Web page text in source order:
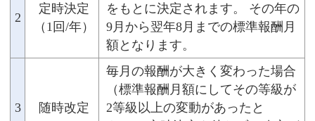
2
定時決定
（1回/年）
をもとに決定されます。 その年の
9月から翌年8月までの標準報酬月
額となります。
3 随時改定
毎月の報酬が大きく変わった場合
（標準報酬月額にしてその等級が
2等級以上の変動があったと